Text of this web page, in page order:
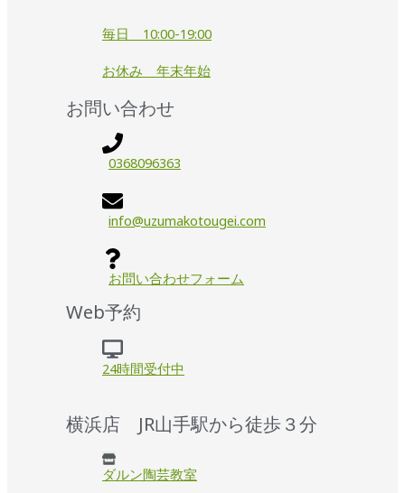
毎日 10:00-19:00
お休み 年末年始
お問い合わせ
0368096363
info@uzumakotougei.com
お問い合わせフォーム
Web予約
24時間受付中
横浜店 JR山手駅から徒歩３分
ダルン陶芸教室